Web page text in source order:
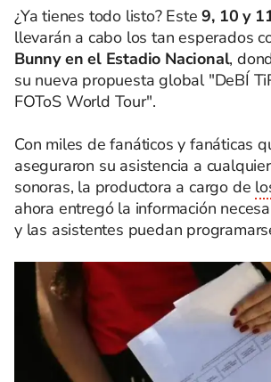
¿Ya tienes todo listo? Este 9, 10 y
llevarán a cabo los tan esperados
Bunny en el Estadio Nacional,
su nueva propuesta global "DeBÍ
FOToS World Tour".
Con miles de fanáticos y fanáticas
aseguraron su asistencia a
sonoras, la productora a cargo de
ahora entregó la información
y las asistentes puedan